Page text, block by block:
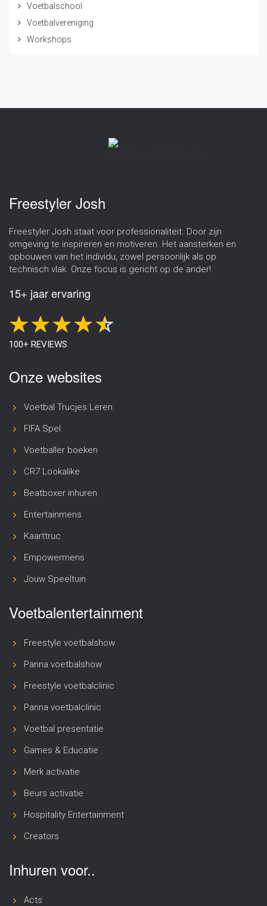
Voetbalschool
Voetbalvereniging
Workshops
Freestyler Josh
Freestyler Josh staat voor professionaliteit. Door zijn
omgeving te inspireren en motiveren. Het aansterken en
opbouwen van het individu, zowel persoonlijk als op
technisch vlak. Onze focus is gericht op de ander!
15+ jaar ervaring
100+ REVIEWS
Onze websites
Voetbal Trucjes Leren
FIFA Spel
Voetballer boeken
CR7 Lookalike
Beatboxer inhuren
Entertainmens
Kaarttruc
Empowermens
Jouw Speeltuin
Voetbalentertainment
Freestyle voetbalshow
Panna voetbalshow
Freestyle voetbalclinic
Panna voetbalclinic
Voetbal presentatie
Games & Educatie
Merk activatie
Beurs activatie
Hospitality Entertainment
Creators
Inhuren voor..
Acts